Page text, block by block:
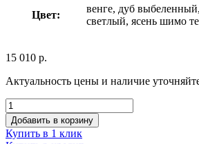
Цвет:
венге, дуб
светлый, ясень шимо
15 010 р.
Актуальность цены и наличие
Добавить в корзину
Купить в 1 клик